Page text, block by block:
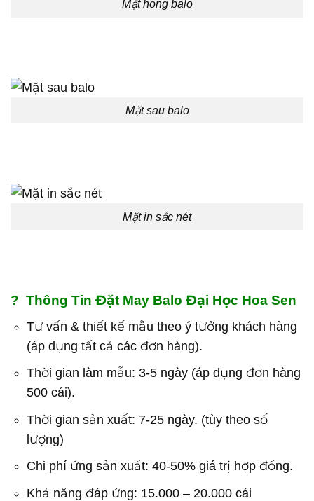
Mặt hong balo
Mặt sau balo
Mặt in sắc nét
? Thông Tin Đặt May Balo Đại Học Hoa Sen
Tư vấn & thiết kế mẫu theo ý tưởng khách hàng
(áp dụng tất cả các đơn hàng).
Thời gian làm mẫu: 3-5 ngày (áp dụng đơn hàng
500 cái).
Thời gian sản xuất: 7-25 ngày. (tùy theo số
lượng)
Chi phí ứng sản xuất: 40-50% giá trị hợp đồng.
Khả năng đáp ứng: 15.000 – 20.000 cái